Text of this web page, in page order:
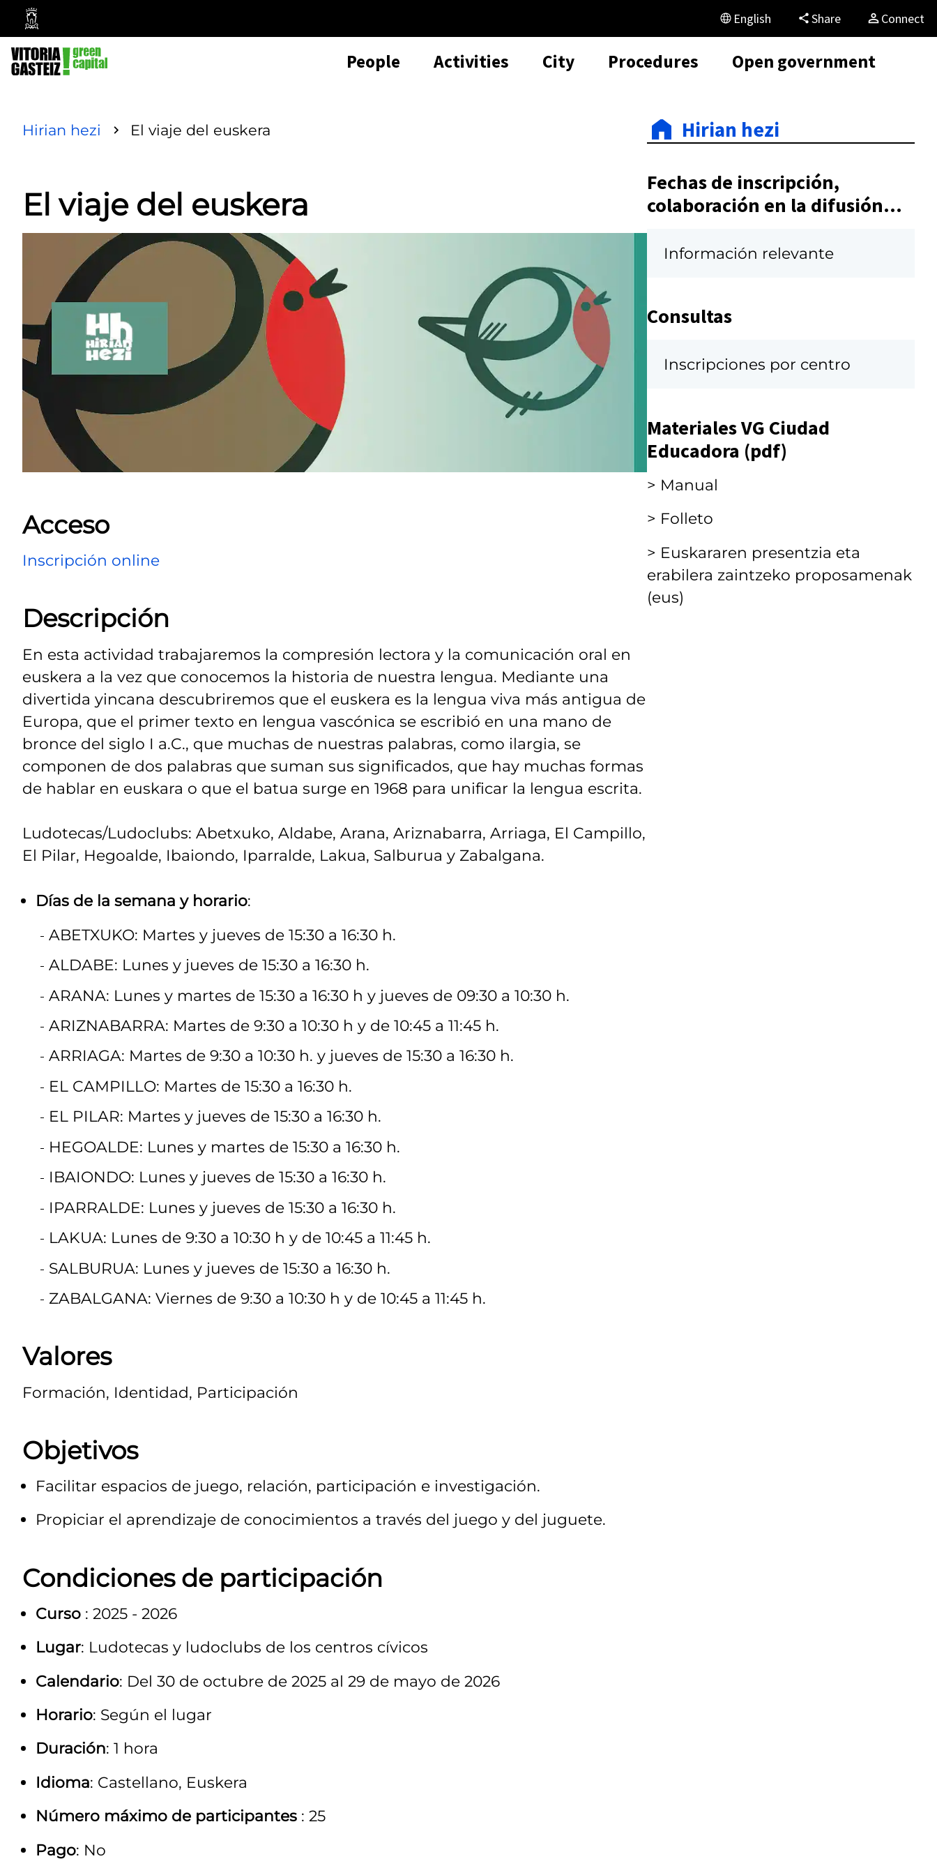
Vitoria-
Gasteiz
City
Council
English Share Connect
People Activities City Procedures Open government
Hirian hezi El viaje del euskera
El viaje del euskera
Acceso
Inscripción online
Descripción
En esta actividad trabajaremos la compresión lectora y la comunicación oral en
euskera a la vez que conocemos la historia de nuestra lengua. Mediante una
divertida yincana descubriremos que el euskera es la lengua viva más antigua de
Europa, que el primer texto en lengua vascónica se escribió en una mano de
bronce del siglo I a.C., que muchas de nuestras palabras, como ilargia, se
componen de dos palabras que suman sus significados, que hay muchas formas
de hablar en euskara o que el batua surge en 1968 para unificar la lengua escrita.
Ludotecas/Ludoclubs: Abetxuko, Aldabe, Arana, Ariznabarra, Arriaga, El Campillo,
El Pilar, Hegoalde, Ibaiondo, Iparralde, Lakua, Salburua y Zabalgana.
Días de la semana y horario:
ABETXUKO: Martes y jueves de 15:30 a 16:30 h.
ALDABE: Lunes y jueves de 15:30 a 16:30 h.
ARANA: Lunes y martes de 15:30 a 16:30 h y jueves de 09:30 a 10:30 h.
ARIZNABARRA: Martes de 9:30 a 10:30 h y de 10:45 a 11:45 h.
ARRIAGA: Martes de 9:30 a 10:30 h. y jueves de 15:30 a 16:30 h.
EL CAMPILLO: Martes de 15:30 a 16:30 h.
EL PILAR: Martes y jueves de 15:30 a 16:30 h.
HEGOALDE: Lunes y martes de 15:30 a 16:30 h.
IBAIONDO: Lunes y jueves de 15:30 a 16:30 h.
IPARRALDE: Lunes y jueves de 15:30 a 16:30 h.
LAKUA: Lunes de 9:30 a 10:30 h y de 10:45 a 11:45 h.
SALBURUA: Lunes y jueves de 15:30 a 16:30 h.
ZABALGANA: Viernes de 9:30 a 10:30 h y de 10:45 a 11:45 h.
Valores
Formación, Identidad, Participación
Objetivos
Facilitar espacios de juego, relación, participación e investigación.
Propiciar el aprendizaje de conocimientos a través del juego y del juguete.
Condiciones de participación
Curso : 2025 - 2026
Lugar: Ludotecas y ludoclubs de los centros cívicos
Calendario: Del 30 de octubre de 2025 al 29 de mayo de 2026
Horario: Según el lugar
Duración: 1 hora
Idioma: Castellano, Euskera
Número máximo de participantes : 25
Pago: No
Hirian hezi
Fechas de inscripción,
colaboración en la difusión...
Información relevante
Consultas
Inscripciones por centro
Materiales VG Ciudad
Educadora (pdf)
> Manual
> Folleto
> Euskararen presentzia eta
erabilera zaintzeko proposamenak
(eus)